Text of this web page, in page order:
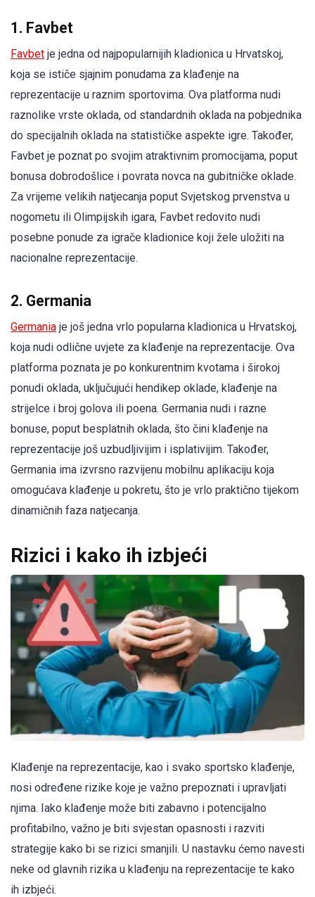
1. Favbet
Favbet je jedna od najpopularnijih kladionica u Hrvatskoj,
koja se ističe sjajnim ponudama za klađenje na
reprezentacije u raznim sportovima. Ova platforma nudi
raznolike vrste oklada, od standardnih oklada na pobjednika
do specijalnih oklada na statističke aspekte igre. Također,
Favbet je poznat po svojim atraktivnim promocijama, poput
bonusa dobrodošlice i povrata novca na gubitničke oklade.
Za vrijeme velikih natjecanja poput Svjetskog prvenstva u
nogometu ili Olimpijskih igara, Favbet redovito nudi
posebne ponude za igrače kladionice koji žele uložiti na
nacionalne reprezentacije.
2. Germania
Germania je još jedna vrlo popularna kladionica u Hrvatskoj,
koja nudi odlične uvjete za klađenje na reprezentacije. Ova
platforma poznata je po konkurentnim kvotama i širokoj
ponudi oklada, uključujući hendikep oklade, klađenje na
strijelce i broj golova ili poena. Germania nudi i razne
bonuse, poput besplatnih oklada, što čini klađenje na
reprezentacije još uzbudljivijim i isplativijim. Također,
Germania ima izvrsno razvijenu mobilnu aplikaciju koja
omogućava klađenje u pokretu, što je vrlo praktično tijekom
dinamičnih faza natjecanja.
Rizici i kako ih izbjeći
Klađenje na reprezentacije, kao i svako sportsko klađenje,
nosi određene rizike koje je važno prepoznati i upravljati
njima. Iako klađenje može biti zabavno i potencijalno
profitabilno, važno je biti svjestan opasnosti i razviti
strategije kako bi se rizici smanjili. U nastavku ćemo navesti
neke od glavnih rizika u klađenju na reprezentacije te kako
ih izbjeći.